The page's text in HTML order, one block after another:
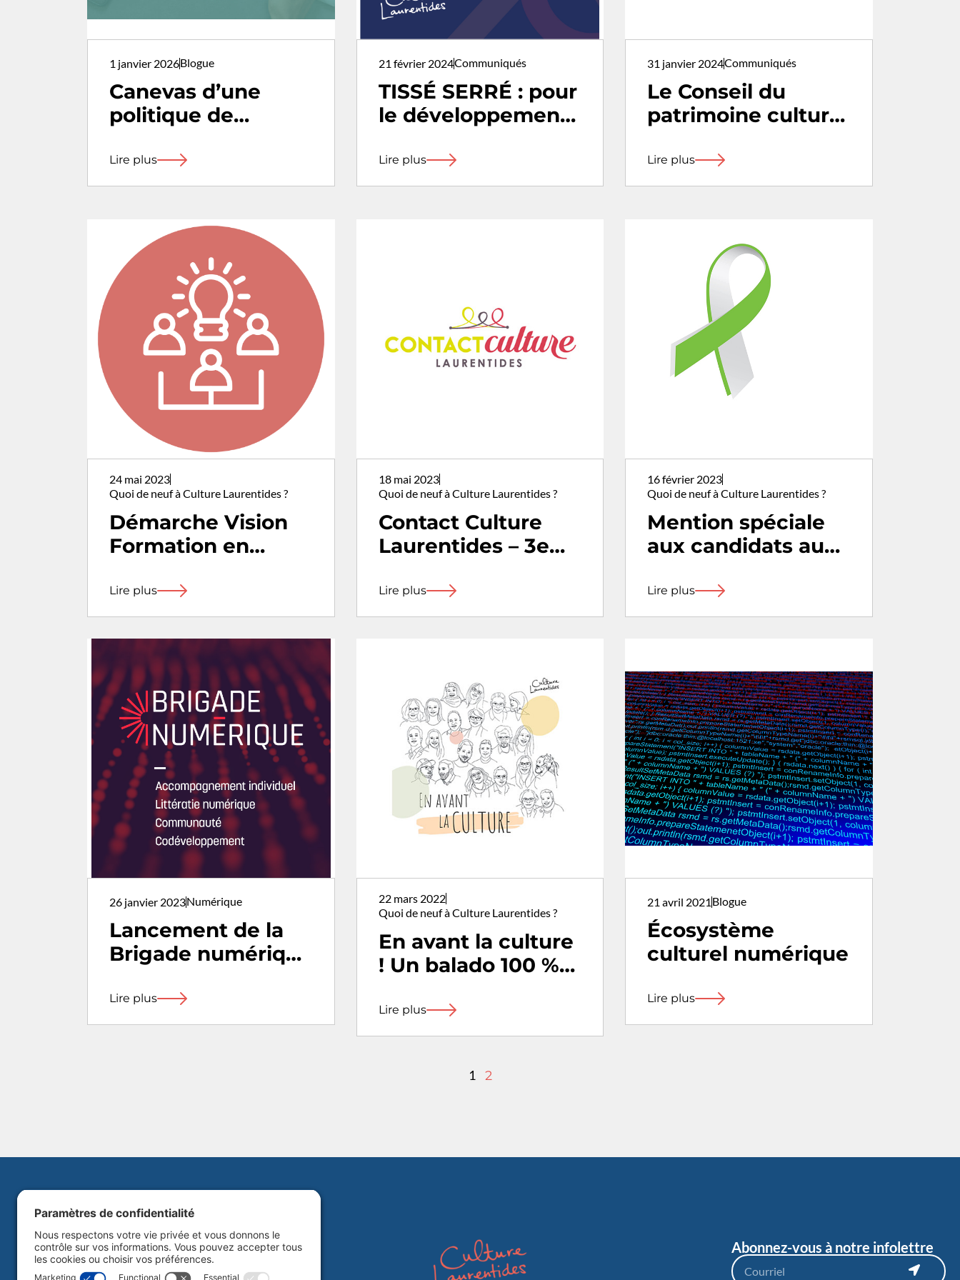
1 janvier 2026Blogue
Canevas d’une
politique de
protégeons nos
données
Lire plus
21 février 2024Communiqués
TISSÉ SERRÉ : pour
le développement
mutualisation en
culture dans les
Lire plus
31 janvier 2024Communiqués
Le Conseil du
patrimoine culturel
un nouvel outil de
référence : Qui fait
Lire plus
24 mai 2023
Quoi de neuf à Culture Laurentides ?
Démarche Vision
Formation en
Lire plus
18 mai 2023
Quoi de neuf à Culture Laurentides ?
Contact Culture
Laurentides – 3e
vous fort apprécié
pour découvrir des
Lire plus
16 février 2023
Quoi de neuf à Culture Laurentides ?
Mention spéciale
aux candidats au
Reconnaissance
Art-Éducation
Lire plus
26 janvier 2023Numérique
Lancement de la
Brigade numérique
Lire plus
22 mars 2022
Quoi de neuf à Culture Laurentides ?
En avant la culture
! Un balado 100 %
Lire plus
21 avril 2021 Blogue
Écosystème
culturel numérique
Lire plus
1 2
Abonnez-vous à notre infolettre